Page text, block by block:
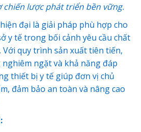
chiến lược phát triển bền vững.
đại là giải pháp phù hợp cho
y tế trong bối cảnh yêu cầu chất
Với quy trình sản xuất tiên tiến,
ngặt và khả năng đáp
thiết bị y tế giúp đơn vị chủ
đảm bảo an toàn và nâng cao